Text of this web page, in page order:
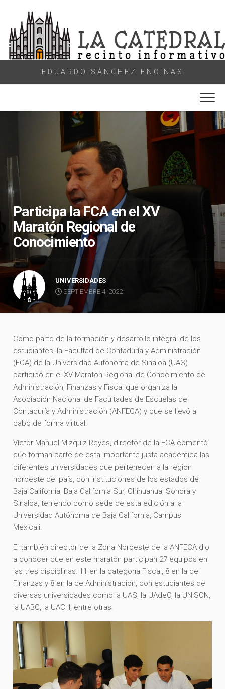
content
EDUARDO SÁNCHEZ ENCINAS
Participa la FCA en el XV
Maratón Regional de
Conocimiento
UNIVERSIDADES
SEPTIEMBRE 4, 2022
Como parte de la formación y desarrollo integral de los
estudiantes, la Facultad de Contaduría y Administración
(FCA) de la Universidad Autónoma de Sinaloa (UAS)
participó en el XV Maratón Regional de Conocimiento de
Administración, Finanzas y Fiscal que organiza la
Asociación Nacional de Facultades de Escuelas de
Contaduría y Administración (ANFECA) y que se llevó a
cabo de forma virtual.
Víctor Manuel Mizquiz Reyes, director de la FCA comentó
que forman parte de esta importante justa académica las
diferentes universidades que pertenecen a la región
noroeste del país, con instituciones de los estados de
Baja California, Baja California Sur, Chihuahua, Sonora y
Sinaloa, teniendo como sede de esta edición a la
Universidad Autónoma de Baja California, Campus
Mexicali.
El también director de la Zona Noroeste de la ANFECA dio
a conocer que en este maratón participan 27 equipos en
las tres disciplinas: 11 en la categoría Fiscal, 8 en la de
Finanzas y 8 en la de Administración, con estudiantes de
diversas universidades como la UAS, la UAdeO, la UNISON,
la UABC, la UACH, entre otras.